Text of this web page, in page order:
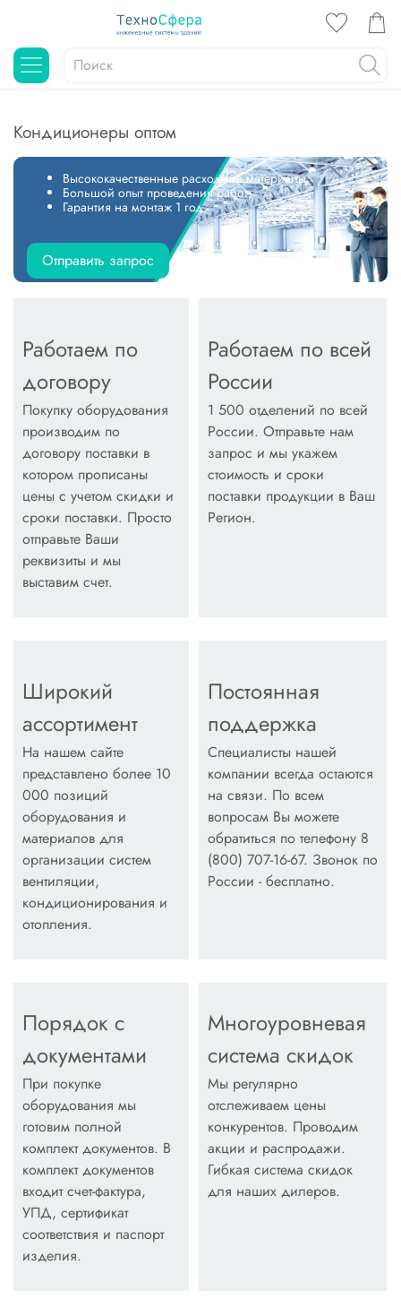
Кондиционеры оптом
Высококачественные расходные материалы;
Большой опыт проведения работ;
Гарантия на монтаж 1 год.
Отправить запрос
Работаем по
договору
Работаем по всей
России
Покупку оборудования
производим по
договору поставки в
котором прописаны
цены с учетом скидки и
сроки поставки. Просто
отправьте Ваши
реквизиты и мы
выставим счет.
1 500 отделений по всей
России. Отправьте нам
запрос и мы укажем
стоимость и сроки
поставки продукции в Ваш
Регион.
Широкий
ассортимент
Постоянная
поддержка
На нашем сайте
представлено более 10
000 позиций
оборудования и
материалов для
организации систем
вентиляции,
кондиционирования и
отопления.
Специалисты нашей
компании всегда остаются
на связи. По всем
вопросам Вы можете
обратиться по телефону 8
(800) 707-16-67. Звонок по
России - бесплатно.
Порядок с
документами
Многоуровневая
система скидок
При покупке
оборудования мы
готовим полной
комплект документов. В
комплект документов
входит счет-фактура,
УПД, сертификат
соответствия и паспорт
изделия.
Мы регулярно
отслеживаем цены
конкурентов. Проводим
акции и распродажи.
Гибкая система скидок
для наших дилеров.